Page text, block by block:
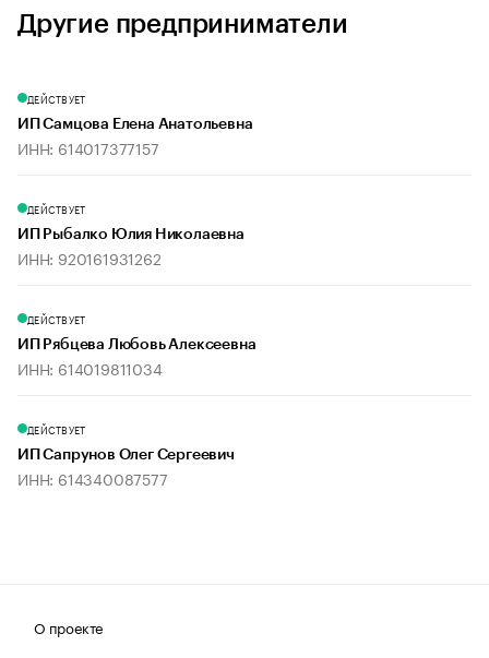
Другие предприниматели
ДЕЙСТВУЕТ
ИП Самцова Елена Анатольевна
ИНН: 614017377157
ДЕЙСТВУЕТ
ИП Рыбалко Юлия Николаевна
ИНН: 920161931262
ДЕЙСТВУЕТ
ИП Рябцева Любовь Алексеевна
ИНН: 614019811034
ДЕЙСТВУЕТ
ИП Сапрунов Олег Сергеевич
ИНН: 614340087577
О проекте